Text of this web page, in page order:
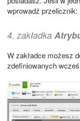
wprowadź
4. zakładka
W zakładce możesz
zdefiniowanych